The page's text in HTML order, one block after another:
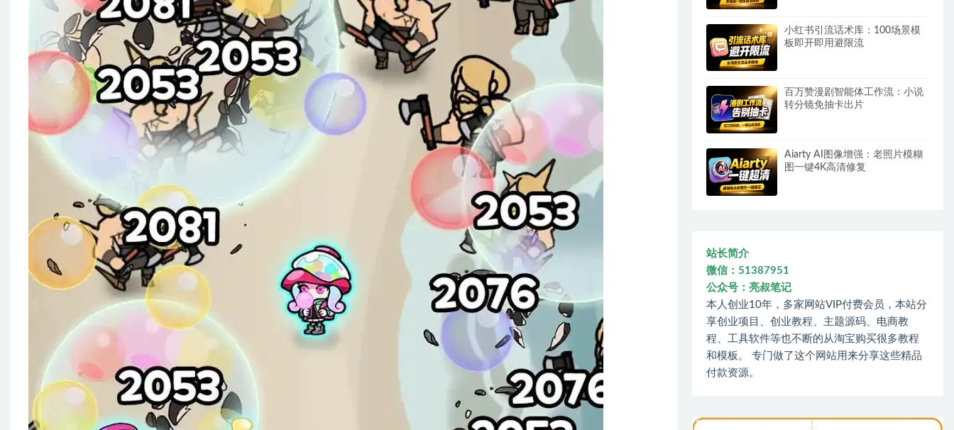
小红书引流话术库：100场景模
板即开即用避限流
百万赞漫剧智能体工作流：小说
转分镜免抽卡出片
Aiarty AI图像增强：老照片模糊
图一键4K高清修复
站长简介
微信：51387951
公众号：亮叔笔记
本人创业10年，多家网站VIP付费会员，本站分
享创业项目、创业教程、主题源码、电商教
程、工具软件等也不断的从淘宝购买很多教程
和模板。 专门做了这个网站用来分享这些精品
付款资源。